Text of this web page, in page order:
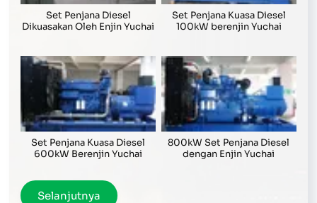
Set Penjana Diesel
Dikuasakan Oleh Enjin Yuchai
Set Penjana Kuasa Diesel
100kW berenjin Yuchai
Set Penjana Kuasa Diesel
600kW Berenjin Yuchai
800kW Set Penjana Diesel
dengan Enjin Yuchai
Selanjutnya